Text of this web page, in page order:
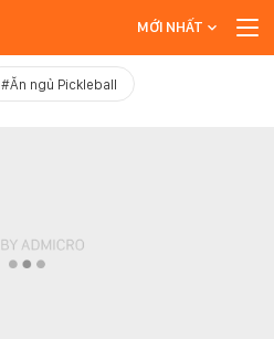
MỚI NHẤT
#Ăn ngủ Pickleball